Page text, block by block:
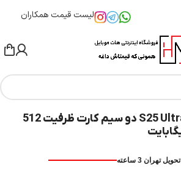
لیست قیمت همکاران
گوشی سامسونگ S25 Ultra دو سیم کارت ظرفیت 512
تحویل تهران 3 ساعته